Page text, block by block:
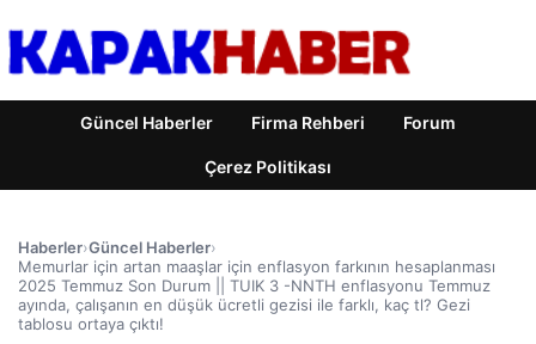
Güncel Haberler Firma Rehberi Forum
Çerez Politikası
Haberler›Güncel Haberler›
Memurlar için artan maaşlar için enflasyon farkının hesaplanması
2025 Temmuz Son Durum || TUIK 3 -NNTH enflasyonu Temmuz
ayında, çalışanın en düşük ücretli gezisi ile farklı, kaç tl? Gezi
tablosu ortaya çıktı!